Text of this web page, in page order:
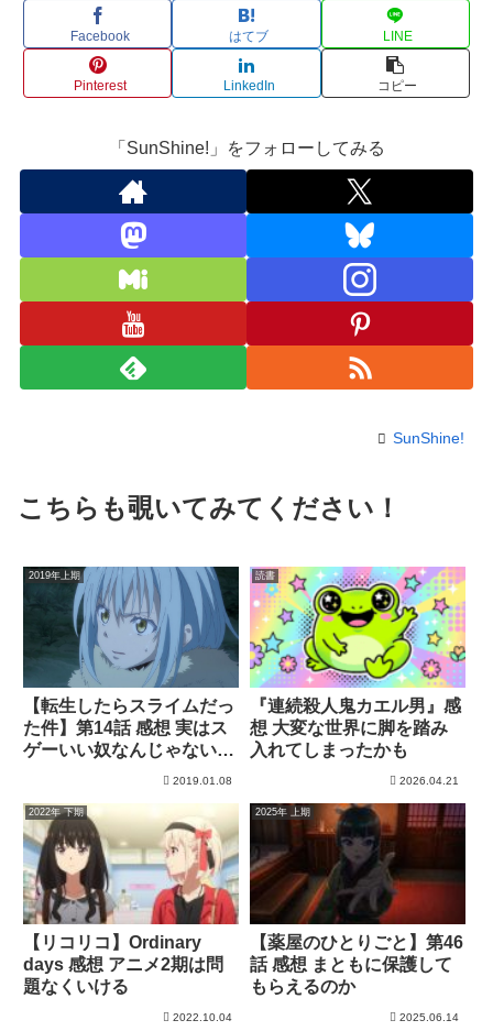
Facebook はてブ LINE
Pinterest LinkedIn コピー
「SunShine!」をフォローしてみる
SunShine!
こちらも覗いてみてください！
2019年上期
【転生したらスライムだっ
た件】第14話 感想 実はス
ゲーいい奴なんじゃないか
（てんすらアニメ）2019.01.08
読書
『連続殺人鬼カエル男』感
想 大変な世界に脚を踏み
入れてしまったかも
2026.04.21
2022年 下期
【リコリコ】Ordinary
days 感想 アニメ2期は問
題なくいける
2022.10.04
2025年 上期
【薬屋のひとりごと】第46
話 感想 まともに保護して
もらえるのか
2025.06.14